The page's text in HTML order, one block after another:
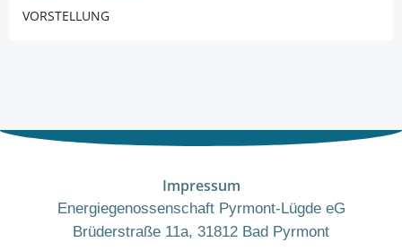
VORSTELLUNG
Impressum
Energiegenossenschaft Pyrmont-Lügde eG
Brüderstraße 11a, 31812 Bad Pyrmont